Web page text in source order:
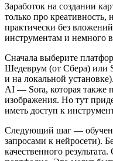
Заработок на создании
только про
практически без
инструментам и немного
Сначала выберите
Шедеврум (от Сбера) или
и на локальной
AI — Sora, которая также
изображения. Но тут
иметь доступ к
Следующий шаг —
запросами к нейросети).
качественного